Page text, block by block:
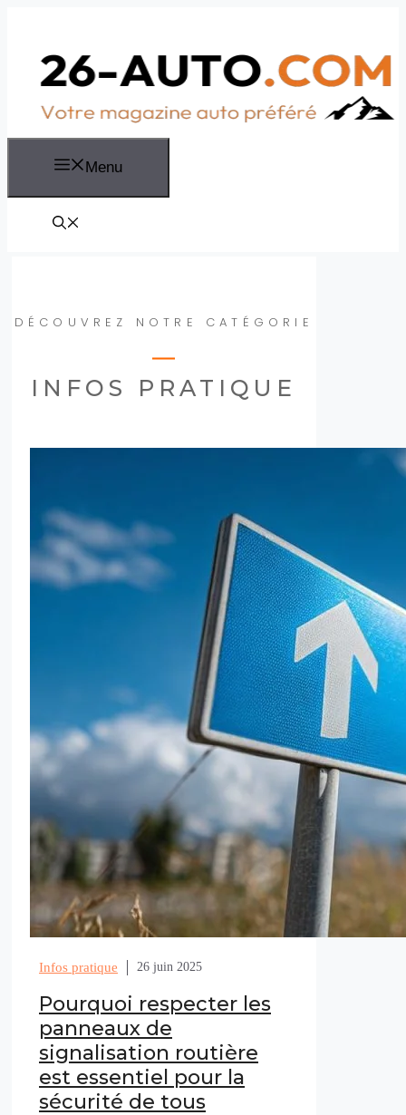
Menu
DÉCOUVREZ NOTRE CATÉGORIE
INFOS PRATIQUE
Infos pratique 26 juin 2025
Pourquoi respecter les
panneaux de
signalisation routière
est essentiel pour la
sécurité de tous